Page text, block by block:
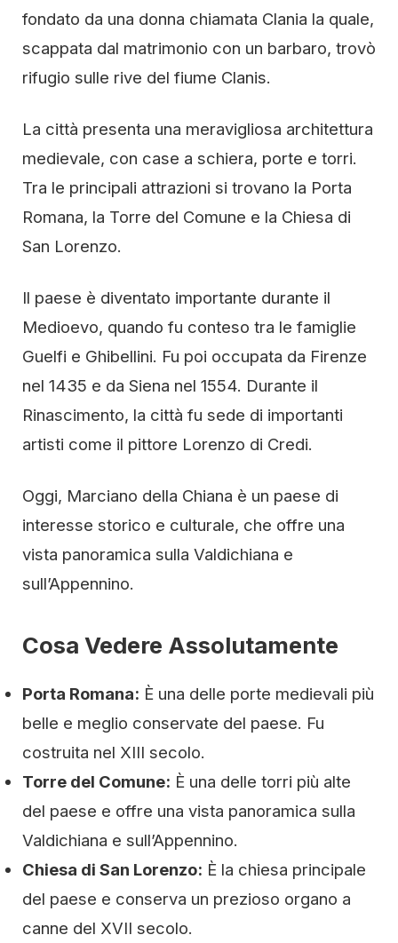
fondato da una donna chiamata Clania la quale,
scappata dal matrimonio con un barbaro, trovò
rifugio sulle rive del fiume Clanis.
La città presenta una meravigliosa architettura
medievale, con case a schiera, porte e torri.
Tra le principali attrazioni si trovano la Porta
Romana, la Torre del Comune e la Chiesa di
San Lorenzo.
Il paese è diventato importante durante il
Medioevo, quando fu conteso tra le famiglie
Guelfi e Ghibellini. Fu poi occupata da Firenze
nel 1435 e da Siena nel 1554. Durante il
Rinascimento, la città fu sede di importanti
artisti come il pittore Lorenzo di Credi.
Oggi, Marciano della Chiana è un paese di
interesse storico e culturale, che offre una
vista panoramica sulla Valdichiana e
sull’Appennino.
Cosa Vedere Assolutamente
Porta Romana: È una delle porte medievali più
belle e meglio conservate del paese. Fu
costruita nel XIII secolo.
Torre del Comune: È una delle torri più alte
del paese e offre una vista panoramica sulla
Valdichiana e sull’Appennino.
Chiesa di San Lorenzo: È la chiesa principale
del paese e conserva un prezioso organo a
canne del XVII secolo.